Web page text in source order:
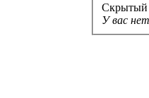
Скрытый
У вас